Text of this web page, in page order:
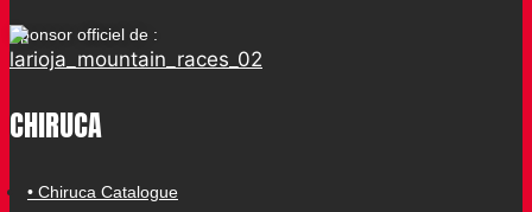
Sponsor officiel de :
CHIRUCA
• Chiruca Catalogue